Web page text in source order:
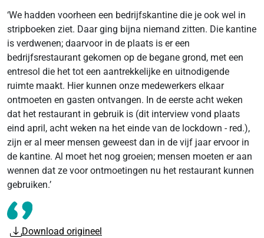
‘We hadden voorheen een bedrijfskantine die je ook wel in
stripboeken ziet. Daar ging bijna niemand zitten. Die kantine
is verdwenen; daarvoor in de plaats is er een
bedrijfsrestaurant gekomen op de begane grond, met een
entresol die het tot een aantrekkelijke en uitnodigende
ruimte maakt. Hier kunnen onze medewerkers elkaar
ontmoeten en gasten ontvangen. In de eerste acht weken
dat het restaurant in gebruik is (dit interview vond plaats
eind april, acht weken na het einde van de lockdown - red.),
zijn er al meer mensen geweest dan in de vijf jaar ervoor in
de kantine. Al moet het nog groeien; mensen moeten er aan
wennen dat ze voor ontmoetingen nu het restaurant kunnen
gebruiken.’
Download origineel